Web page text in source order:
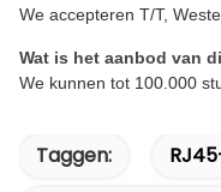
We accepteren T/T,
Wat is het aanbod van
We kunnen tot 100.000
Taggen: